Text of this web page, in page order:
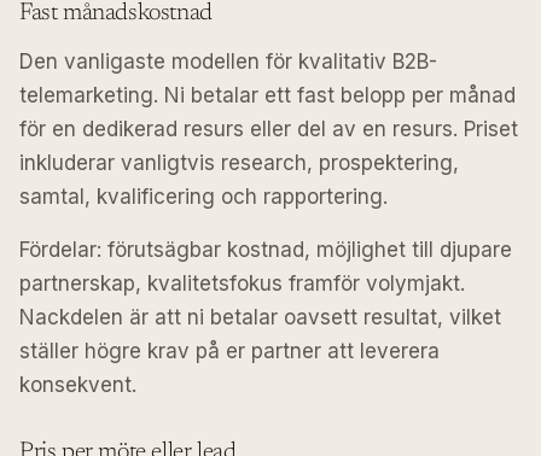
Fast månadskostnad
Den vanligaste modellen för kvalitativ B2B-
telemarketing. Ni betalar ett fast belopp per månad
för en dedikerad resurs eller del av en resurs. Priset
inkluderar vanligtvis research, prospektering,
samtal, kvalificering och rapportering.
Fördelar: förutsägbar kostnad, möjlighet till djupare
partnerskap, kvalitetsfokus framför volymjakt.
Nackdelen är att ni betalar oavsett resultat, vilket
ställer högre krav på er partner att leverera
konsekvent.